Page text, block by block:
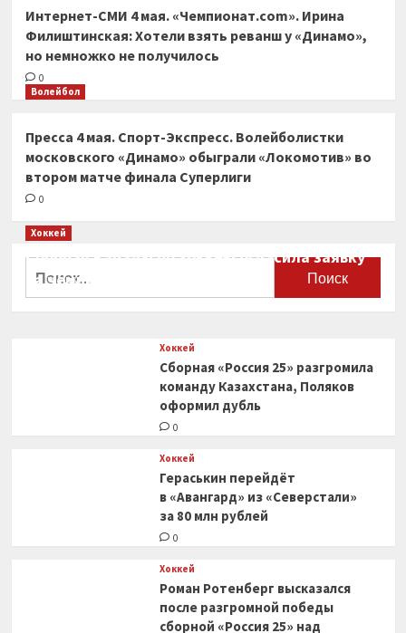
Интернет-СМИ 4 мая. «Чемпионат.com». Ирина
Филиштинская: Хотели взять реванш у «Динамо»,
но немножко не получилось
0
Волейбол
Пресса 4 мая. Спорт-Экспресс. Волейболистки
московского «Динамо» обыграли «Локомотив» во
втором матче финала Суперлиги
0
Хоккей
Сборная Канады по хоккею огласила заявку
на чемпионат мира
Хоккей
Сборная «Россия 25» разгромила
команду Казахстана, Поляков
оформил дубль
0
Хоккей
Гераськин перейдёт
в «Авангард» из «Северстали»
за 80 млн рублей
0
Хоккей
Роман Ротенберг высказался
после разгромной победы
сборной «Россия 25» над